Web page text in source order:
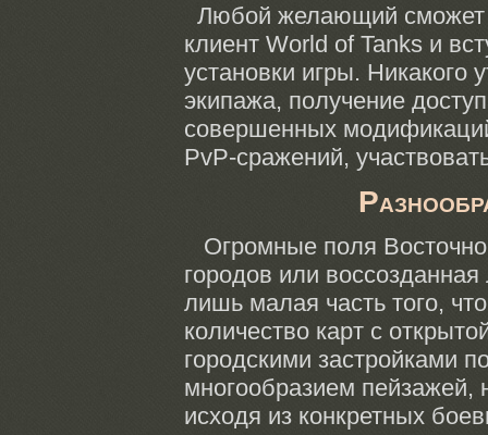
Любой желающий сможет
клиент World of Tanks и
установки игры. Никакого
экипажа, получение
совершенных
PvP-сражений,
Огромные поля
городов или
лишь малая часть того,
количество карт с
городскими застройками
многообразием пейзажей,
исходя из конкретных